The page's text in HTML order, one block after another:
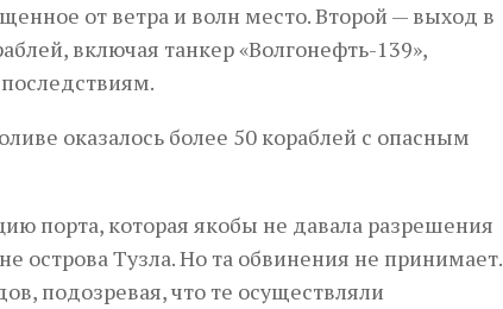
от ветра и волн место. Второй — выход в
включая танкер «Волгонефть-139»,
оказалось более 50 кораблей с опасным
порта, которая якобы не давала разрешения
острова Тузла. Но та обвинения не принимает.
подозревая, что те осуществляли